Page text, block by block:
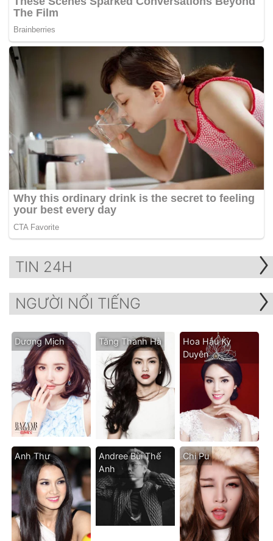
TIN 24H
NGƯỜI NỔI TIẾNG
Dương Mịch Tăng Thanh Hà
Hoa Hậu Kỳ
Duyên
Anh Thư
Andree Bùi Thế
Anh
Chi Pu